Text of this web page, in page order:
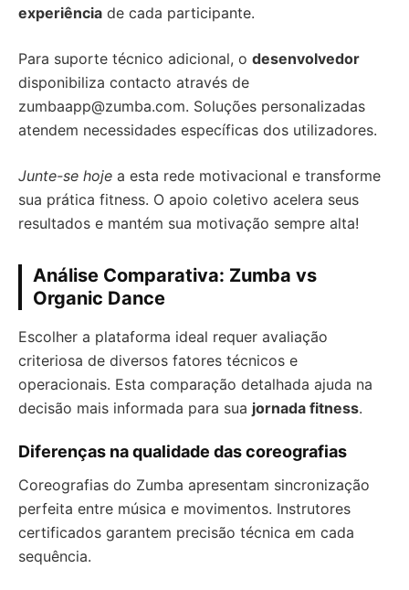
experiência de cada participante.
Para suporte técnico adicional, o desenvolvedor
disponibiliza contacto através de
zumbaapp@zumba.com. Soluções personalizadas
atendem necessidades específicas dos utilizadores.
Junte-se hoje a esta rede motivacional e transforme
sua prática fitness. O apoio coletivo acelera seus
resultados e mantém sua motivação sempre alta!
Análise Comparativa: Zumba vs
Organic Dance
Escolher a plataforma ideal requer avaliação
criteriosa de diversos fatores técnicos e
operacionais. Esta comparação detalhada ajuda na
decisão mais informada para sua jornada fitness.
Diferenças na qualidade das coreografias
Coreografias do Zumba apresentam sincronização
perfeita entre música e movimentos. Instrutores
certificados garantem precisão técnica em cada
sequência.